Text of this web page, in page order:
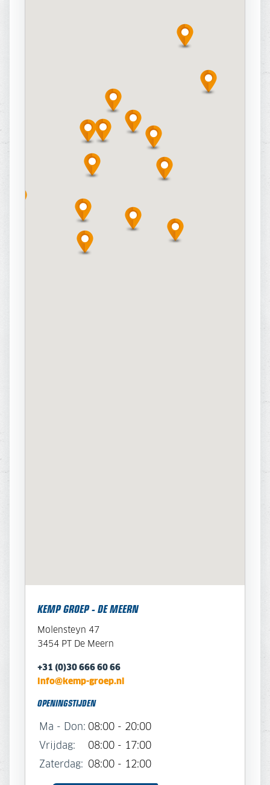
KEMP GROEP - DE MEERN
Molensteyn 47
3454 PT De Meern
+31 (0)30 666 60 66
info@kemp-groep.nl
OPENINGSTIJDEN
Ma - Don: 08:00 - 20:00
Vrijdag:
08:00 - 17:00
Zaterdag:
08:00 - 12:00